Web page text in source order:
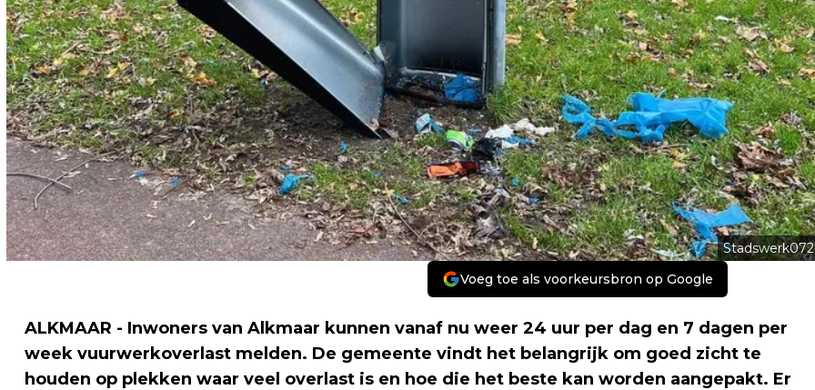
Stadswerk072
Voeg toe als voorkeursbron op Google
ALKMAAR - Inwoners van Alkmaar kunnen vanaf nu weer 24 uur per dag en 7 dagen per
week vuurwerkoverlast melden. De gemeente vindt het belangrijk om goed zicht te
houden op plekken waar veel overlast is en hoe die het beste kan worden aangepakt. Er